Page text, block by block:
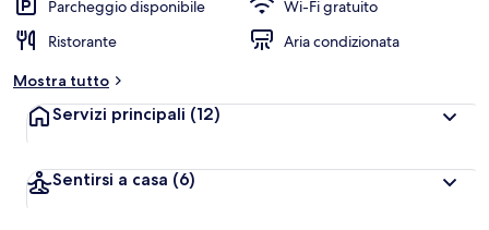
Parcheggio disponibile
Wi-Fi gratuito
Ristorante
Aria condizionata
Mostra tutto
Servizi principali (12)
Sentirsi a casa (6)